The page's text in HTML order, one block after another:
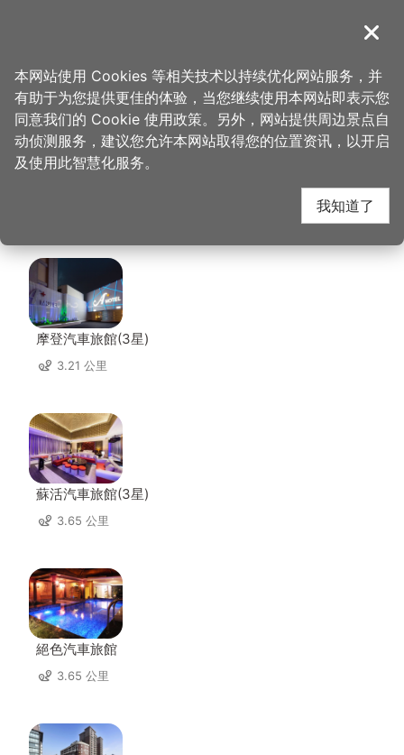
導覽
首页 > 想去的地方 > 美食、购物 > 匠骰子牛肉面 南崁本店
匠骰子牛肉面 南崁本店
周边住宿
摩登汽車旅館(3星)
3.21 公里
蘇活汽車旅館(3星)
3.65 公里
絕色汽車旅館
3.65 公里
关闭
本网站使用 Cookies 等相关技术以持续优化网站服务，并
有助于为您提供更佳的体验，当您继续使用本网站即表示您
同意我们的 Cookie 使用政策。另外，网站提供周边景点自
动侦测服务，建议您允许本网站取得您的位置资讯，以开启
及使用此智慧化服务。
我知道了